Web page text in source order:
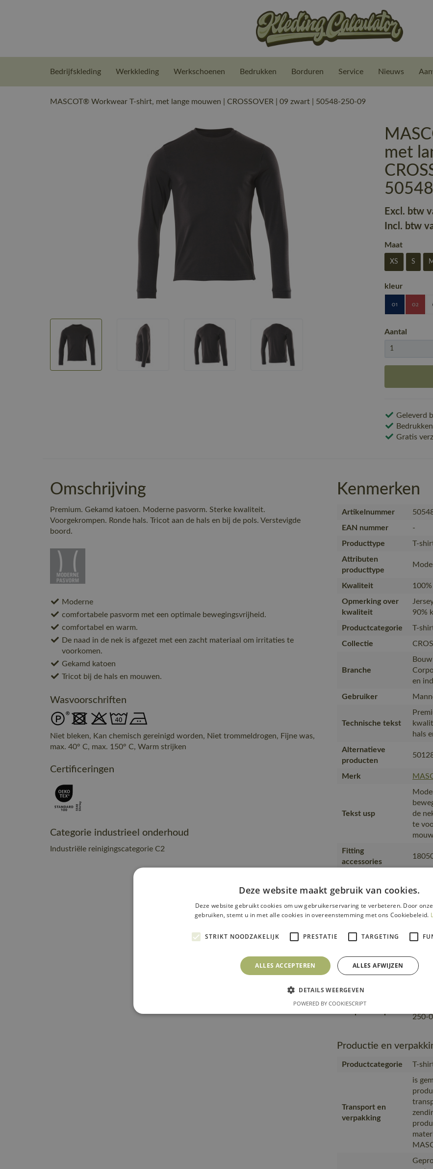
Bedrijfskleding Werkkleding Werkschoenen Bedrukken Borduren Service Nieuws
MASCOT® Workwear T-shirt, met lange mouwen | CROSSOVER | 09 zwart | 50548-250-09
met
Excl. btw
Incl. btw
Maat
XS S
kleur
Aantal
Geleverd
Gratis
Omschrijving
Premium. Gekamd katoen. Moderne pasvorm. Sterke kwaliteit.
Voorgekrompen. Ronde hals. Tricot aan de hals en bij de pols. Verstevigde
boord.
Moderne
comfortabele pasvorm met een optimale bewegingsvrijheid.
comfortabel en warm.
De naad in de nek is afgezet met een zacht materiaal om irritaties te
voorkomen.
Gekamd katoen
Tricot bij de hals en mouwen.
Wasvoorschriften
Niet bleken, Kan chemisch gereinigd worden, Niet trommeldrogen, Fijne was,
max. 40° C, max. 150° C, Warm strijken
Certificeringen
Categorie industrieel onderhoud
Industriële reinigingscategorie C2
Kenmerken
Artikelnummer
EAN nummer
-
Producttype
T-
Attributen
producttype
Kwaliteit
Opmerking over
kwaliteit
90%
Productcategorie
T-
Collectie
Branche
en
Gebruiker
Technische tekst
hals
Alternatieve
producten
Merk
Tekst usp
de
te
Fitting
accessories
Transport en
verpakking
is
Productie
250-
Productie en
Productcategorie T-
Transport en
verpakking
is
Deze website maakt gebruik van cookies.
Deze website gebruikt cookies om uw gebruikerservaring te verbeteren. Door
gebruiken, stemt u in met alle cookies in overeenstemming met ons Cookiebeleid.
STRIKT NOODZAKELIJK PRESTATIE TARGETING
ALLES ACCEPTEREN ALLES AFWIJZEN
DETAILS WEERGEVEN
POWERED BY COOKIESCRIPT